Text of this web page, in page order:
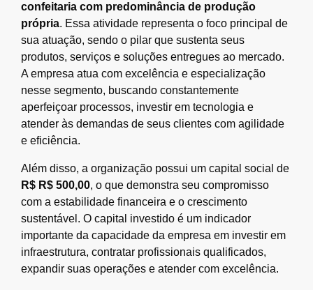
confeitaria com predominância de produção
própria. Essa atividade representa o foco principal de
sua atuação, sendo o pilar que sustenta seus
produtos, serviços e soluções entregues ao mercado.
A empresa atua com excelência e especialização
nesse segmento, buscando constantemente
aperfeiçoar processos, investir em tecnologia e
atender às demandas de seus clientes com agilidade
e eficiência.
Além disso, a organização possui um capital social de
R$ R$ 500,00, o que demonstra seu compromisso
com a estabilidade financeira e o crescimento
sustentável. O capital investido é um indicador
importante da capacidade da empresa em investir em
infraestrutura, contratar profissionais qualificados,
expandir suas operações e atender com excelência.